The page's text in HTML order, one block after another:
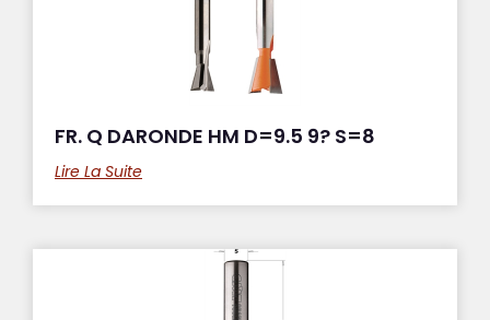
FR. Q DARONDE HM D=9.5 9? S=8
Lire La Suite